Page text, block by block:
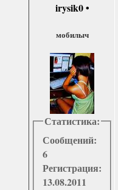
irysik0•
мобилыч
Статистика:
Сообщений:
6
Регистрация:
13.08.2011